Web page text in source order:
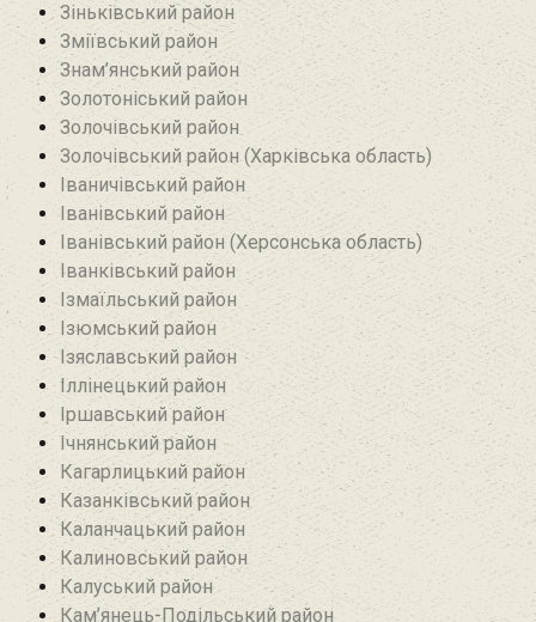
Зіньківський район‎
Зміївський район
Знам’янський район
Золотоніський район
Золочівський район
Золочівський район (Харківська область)
Іваничівський район‎
Іванівський район
Іванівський район (Херсонська область)
Іванківський район
Ізмаїльський район
Ізюмський район
Ізяславський район
Іллінецький район
Іршавський район
Ічнянський район
Кагарлицький район
Казанківський район‎
Каланчацький район
Калиновський район
Калуський район
Кам’янець-Подільський район